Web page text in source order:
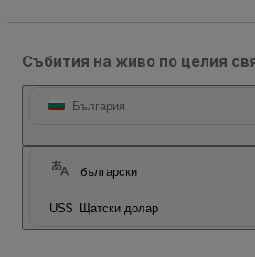
Събития на живо по целия
България
български
US$ Щатски долар